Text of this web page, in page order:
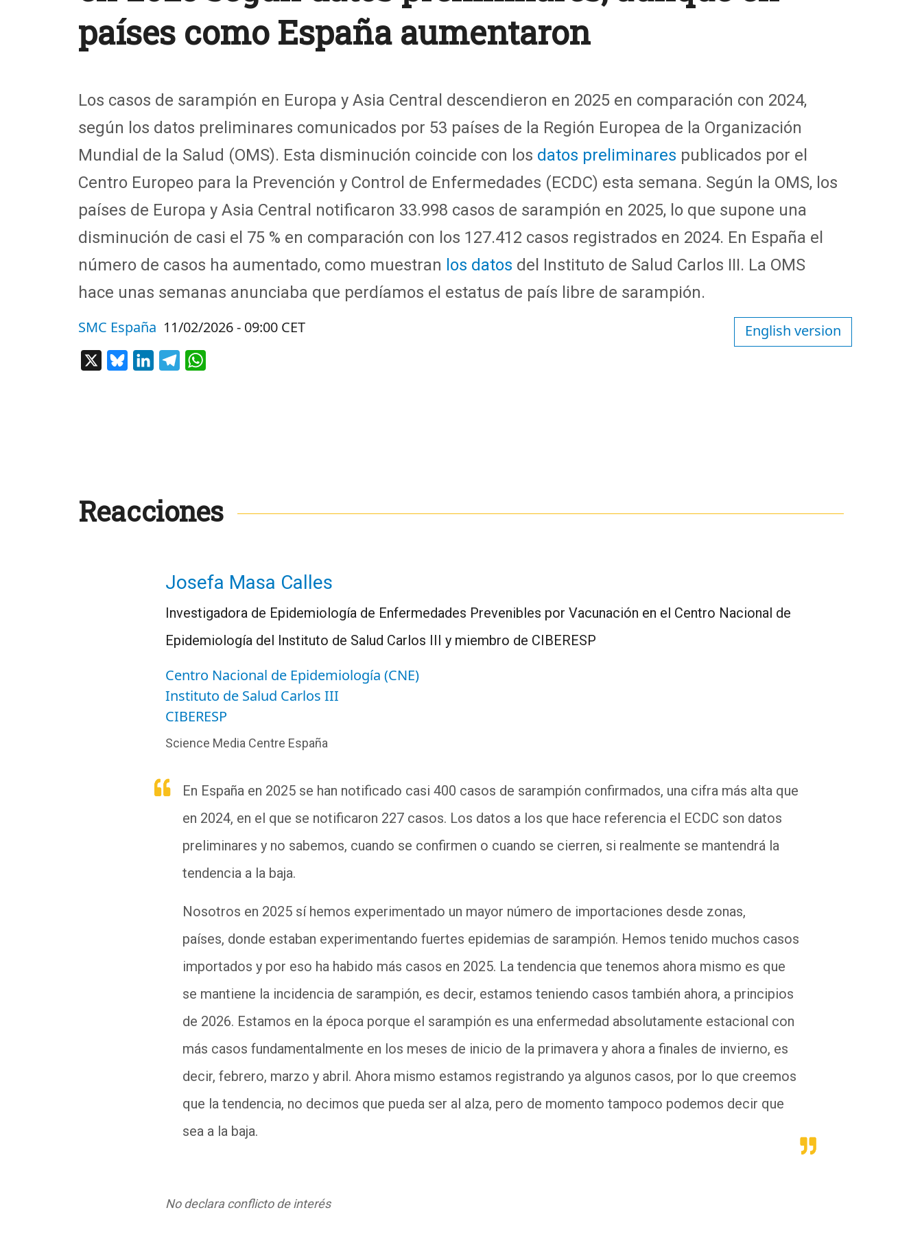
países como España aumentaron
Los casos de sarampión en Europa y Asia Central descendieron en 2025 en comparación con 2024,
según los datos preliminares comunicados por 53 países de la Región Europea de la Organización
Mundial de la Salud (OMS). Esta disminución coincide con l os datos preliminares publicados por el
Centro Europeo para la Prevención y Control de Enfermedades (ECDC) esta semana. Según la OMS, l os
países de Europa y Asia Central notificaron 33.998 casos de sarampión en 2025, lo que supone una
disminución de casi el 75 % en comparación con los 127.412 casos registrados en 2024. En España el
número de casos ha aumentado, como muestran los datos del Instituto de Salud Carlos III. La OMS
hace unas semanas anunciaba que perdíamos el estatus de país libre de sarampión.
SMC España 11/02/2026 - 09:00 CET
BlueskyLinkedInTelegram
English version
Reacciones
Josefa Masa Calles
Investigadora de Epidemiología de Enfermedades Prevenibles por Vacunación en el Centro Nacional de
Epidemiología del Instituto de Salud Carlos III y miembro de CIBERESP
Centro Nacional de Epidemiología (CNE)
Instituto de Salud Carlos III
CIBERESP
Science Media Centre España
En España en 2025 se han notificado casi 400 casos de sarampión confirmados, una cifra más alta que
en 2024, en el que se notificaron 227 casos. Los datos a los que hace referencia el ECDC son datos
preliminares y no sabemos, cuando se confirmen o cuando se cierren, si realmente se mantendrá la
tendencia a la baja.
Nosotros en 2025 sí hemos experimentado un mayor número de importaciones desde zonas,
países, donde estaban experimentando fuertes epidemias de sarampión. Hemos tenido muchos casos
importados y por eso ha habido más casos en 2025. La tendencia que tenemos ahora mismo es que
se mantiene la incidencia de sarampión, es decir, estamos teniendo casos también ahora, a principios
de 2026. Estamos en la época porque el sarampión es una enfermedad absolutamente estacional con
más casos fundamentalmente en los meses de inicio de la primavera y ahora a finales de invierno, es
decir, febrero, marzo y abril. Ahora mismo estamos registrando ya algunos casos, por lo que creemos
que la tendencia, no decimos que pueda ser al alza, pero de momento tampoco podemos decir que
sea a la baja.
No declara conflicto de interés